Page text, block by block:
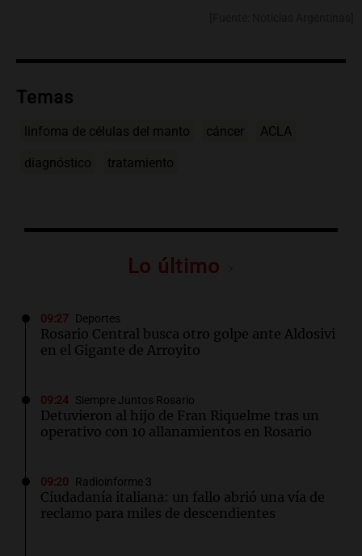
Temas
linfoma de células del manto cáncer ACLA
diagnóstico tratamiento
Lo último
09:27 Deportes
Rosario Central busca otro golpe ante Aldosivi
en el Gigante de Arroyito
09:24 Siempre Juntos Rosario
Detuvieron al hijo de Fran Riquelme tras un
operativo con 10 allanamientos en Rosario
09:20 Radioinforme 3
Ciudadanía italiana: un fallo abrió una vía de
reclamo para miles de descendientes